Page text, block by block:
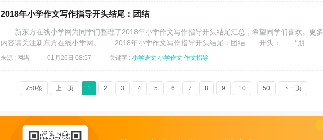
2018年小学作文写作指导开头结尾：团结
新东方在线小学网为同学们整理了2018年小学作文写作指导开头结尾汇总，希望同学们喜欢。更多
内容请关注新东方在线小学网。 2018年小学作文写作指导开头结尾：团结 开头： “朋...
来源 : 网络 01月26日 08:57 关键字 : 小学语文 小学作文 作文指导
750条 上一页 1 2 3 4 5 6 7 8 9 10 50 下一页